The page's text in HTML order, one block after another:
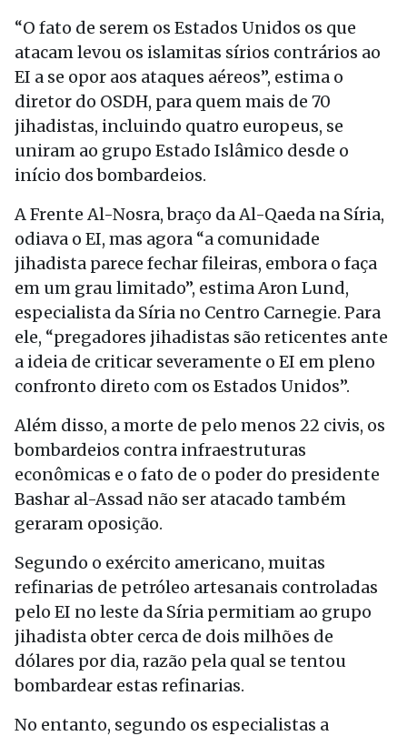
“O fato de serem os Estados Unidos os que
atacam levou os islamitas sírios contrários ao
EI a se opor aos ataques aéreos”, estima o
diretor do OSDH, para quem mais de 70
jihadistas, incluindo quatro europeus, se
uniram ao grupo Estado Islâmico desde o
início dos bombardeios.
A Frente Al-Nosra, braço da Al-Qaeda na Síria,
odiava o EI, mas agora “a comunidade
jihadista parece fechar fileiras, embora o faça
em um grau limitado”, estima Aron Lund,
especialista da Síria no Centro Carnegie. Para
ele, “pregadores jihadistas são reticentes ante
a ideia de criticar severamente o EI em pleno
confronto direto com os Estados Unidos”.
Além disso, a morte de pelo menos 22 civis, os
bombardeios contra infraestruturas
econômicas e o fato de o poder do presidente
Bashar al-Assad não ser atacado também
geraram oposição.
Segundo o exército americano, muitas
refinarias de petróleo artesanais controladas
pelo EI no leste da Síria permitiam ao grupo
jihadista obter cerca de dois milhões de
dólares por dia, razão pela qual se tentou
bombardear estas refinarias.
No entanto, segundo os especialistas a